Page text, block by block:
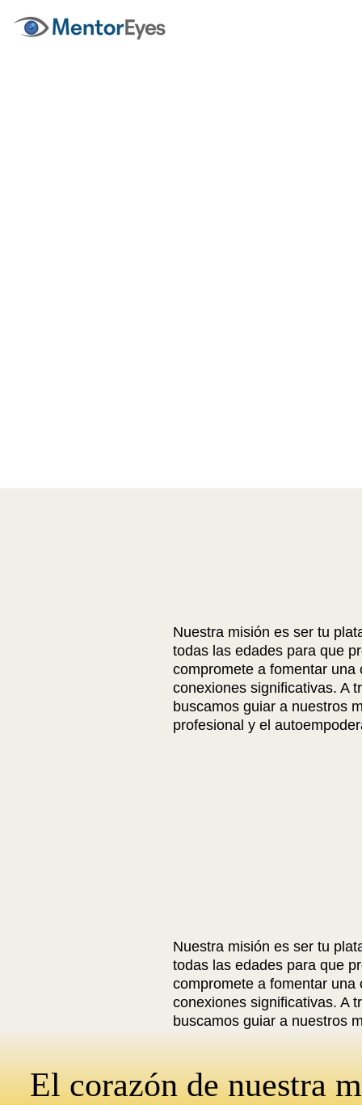
Nuestra misión es ser tu
todas las edades para que
compromete a fomentar
conexiones significativas. A
buscamos guiar a nuestros
profesional y el
Nuestra misión es ser tu
todas las edades para que
compromete a fomentar
conexiones significativas. A
buscamos guiar a nuestros
El corazón de nuestra